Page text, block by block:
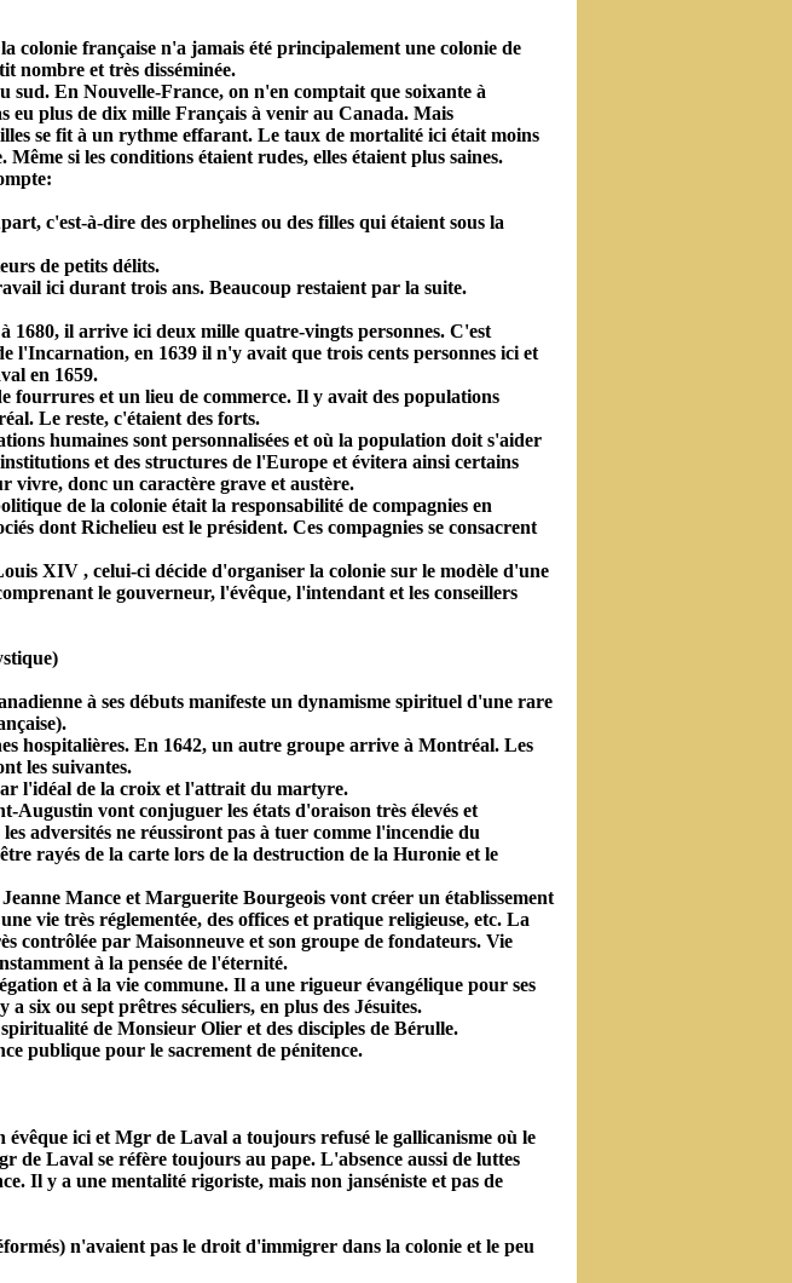
colonie française n'a jamais été principalement une colonie de
nombre et très disséminée.
En Nouvelle-France, on n'en comptait que soixante à
eu plus de dix mille Français à venir au Canada. Mais
se fit à un rythme effarant. Le taux de mortalité ici était moins
si les conditions étaient rudes, elles étaient plus saines.
c'est-à-dire des orphelines ou des filles qui étaient sous la
de petits délits.
ici durant trois ans. Beaucoup restaient par la suite.
1680, il arrive ici deux mille quatre-vingts personnes. C'est
l'Incarnation, en 1639 il n'y avait que trois cents personnes ici et
en 1659.
fourrures et un lieu de commerce. Il y avait des populations
Le reste, c'étaient des forts.
humaines sont personnalisées et où la population doit s'aider
et des structures de l'Europe et évitera ainsi certains
vivre, donc un caractère grave et austère.
de la colonie était la responsabilité de compagnies en
dont Richelieu est le président. Ces compagnies se consacrent
XIV , celui-ci décide d'organiser la colonie sur le modèle d'une
le gouverneur, l'évêque, l'intendant et les conseillers
à ses débuts manifeste un dynamisme spirituel d'une rare
hospitalières. En 1642, un autre groupe arrive à Montréal. Les
les suivantes.
l'idéal de la croix et l'attrait du martyre.
vont conjuguer les états d'oraison très élevés et
adversités ne réussiront pas à tuer comme l'incendie du
rayés de la carte lors de la destruction de la Huronie et le
Mance et Marguerite Bourgeois vont créer un établissement
vie très réglementée, des offices et pratique religieuse, etc. La
contrôlée par Maisonneuve et son groupe de fondateurs. Vie
à la pensée de l'éternité.
et à la vie commune. Il a une rigueur évangélique pour ses
six ou sept prêtres séculiers, en plus des Jésuites.
de Monsieur Olier et des disciples de Bérulle.
publique pour le sacrement de pénitence.
ici et Mgr de Laval a toujours refusé le gallicanisme où le
de Laval se réfère toujours au pape. L'absence aussi de luttes
Il y a une mentalité rigoriste, mais non janséniste et pas de
n'avaient pas le droit d'immigrer dans la colonie et le peu